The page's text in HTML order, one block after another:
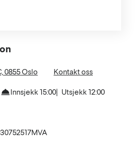
0855 Oslo Kontakt oss
Innsjekk 15:00 Utsjekk 12:00